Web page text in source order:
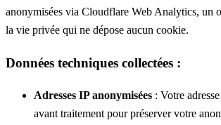
anonymisées via Cloudflare Web Analytics, un
la vie privée qui ne dépose aucun cookie.
Données techniques collectées :
Adresses IP anonymisées : Votre
avant traitement pour préserver votre